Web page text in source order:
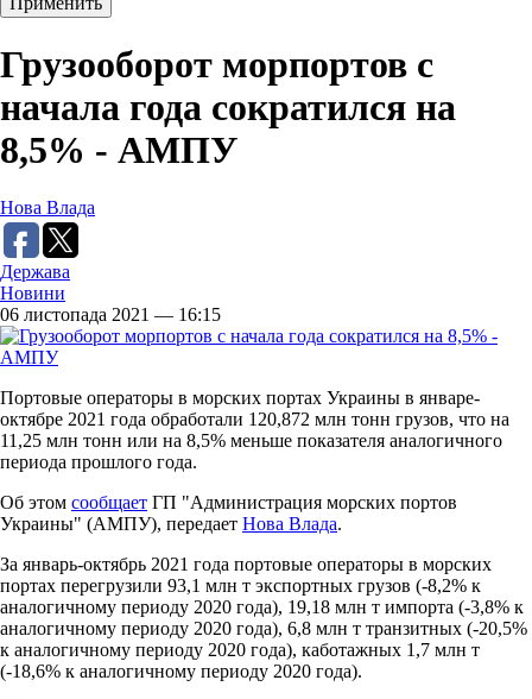
Грузооборот морпортов с
начала года сократился на
8,5% - АМПУ
Нова Влада
Держава
Новини
06 листопада 2021 — 16:15
Портовые операторы в морских портах Украины в январе-
октябре 2021 года обработали 120,872 млн тонн грузов, что на
11,25 млн тонн или на 8,5% меньше показателя аналогичного
периода прошлого года.
Об этом сообщает ГП "Администрация морских портов
Украины" (АМПУ), передает Нова Влада.
За январь-октябрь 2021 года портовые операторы в морских
портах перегрузили 93,1 млн т экспортных грузов (-8,2% к
аналогичному периоду 2020 года), 19,18 млн т импорта (-3,8% к
аналогичному периоду 2020 года), 6,8 млн т транзитных (-20,5%
к аналогичному периоду 2020 года), каботажных 1,7 млн ​​т
(-18,6% к аналогичному периоду 2020 года).